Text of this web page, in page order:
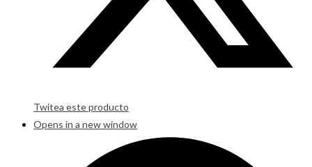
Twitea este producto
Opens in a new window